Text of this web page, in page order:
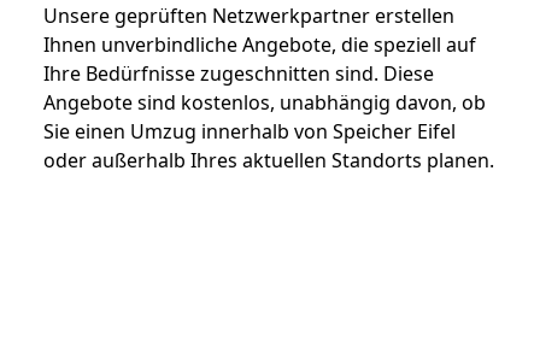
Unsere geprüften Netzwerkpartner erstellen
Ihnen unverbindliche Angebote, die speziell auf
Ihre Bedürfnisse zugeschnitten sind. Diese
Angebote sind kostenlos, unabhängig davon, ob
Sie einen Umzug innerhalb von Speicher Eifel
oder außerhalb Ihres aktuellen Standorts planen.